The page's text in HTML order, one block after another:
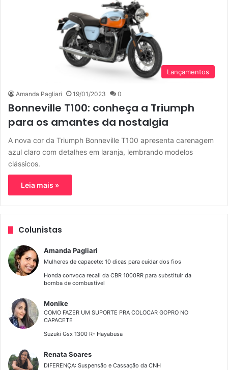
Lançamentos
Amanda Pagliari 19/01/2023 0
Bonneville T100: conheça a Triumph
para os amantes da nostalgia
A nova cor da Triumph Bonneville T100 apresenta carenagem
azul claro com detalhes em laranja, lembrando modelos
clássicos.
Leia mais »
Colunistas
Amanda Pagliari
Mulheres de capacete: 10 dicas para cuidar dos fios
Honda convoca recall da CBR 1000RR para substituir da
bomba de combustível
Monike
COMO FAZER UM SUPORTE PRA COLOCAR GOPRO NO
CAPACETE
Suzuki Gsx 1300 R- Hayabusa
Renata Soares
DIFERENÇA: Suspensão e Cassação da CNH